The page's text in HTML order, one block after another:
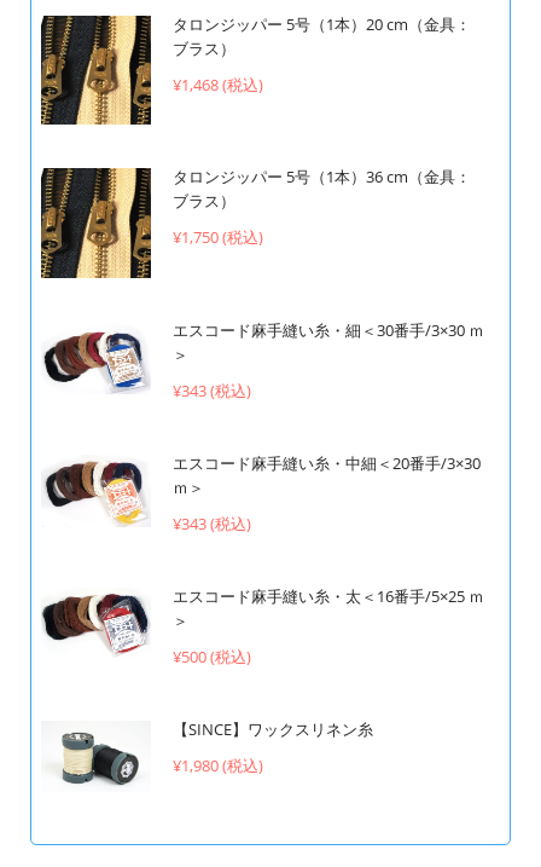
タロンジッパー 5号（1本）20 cm（金具：
ブラス）
¥1,468 (税込)
タロンジッパー 5号（1本）36 cm（金具：
ブラス）
¥1,750 (税込)
エスコード麻手縫い糸・細＜30番手/3×30 ｍ
＞
¥343 (税込)
エスコード麻手縫い糸・中細＜20番手/3×30
ｍ＞
¥343 (税込)
エスコード麻手縫い糸・太＜16番手/5×25 ｍ
＞
¥500 (税込)
【SINCE】ワックスリネン糸
¥1,980 (税込)